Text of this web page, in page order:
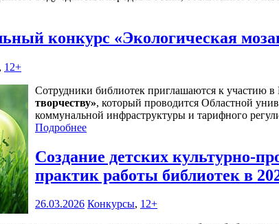
конкурс «Экологическая
, 12+
Сотрудники библиотек приглашаются к участию
творчеству», который проводится Областной
коммунальной инфраструктуры и тарифного
Подробнее
Создание детских культурно-
практик работы библиотек в
26.03.2026 Конкурсы, 12+